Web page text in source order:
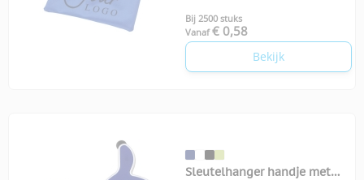
Bij 2500 stuks
Vanaf € 0,58
Bekijk
Sleutelhanger handje met